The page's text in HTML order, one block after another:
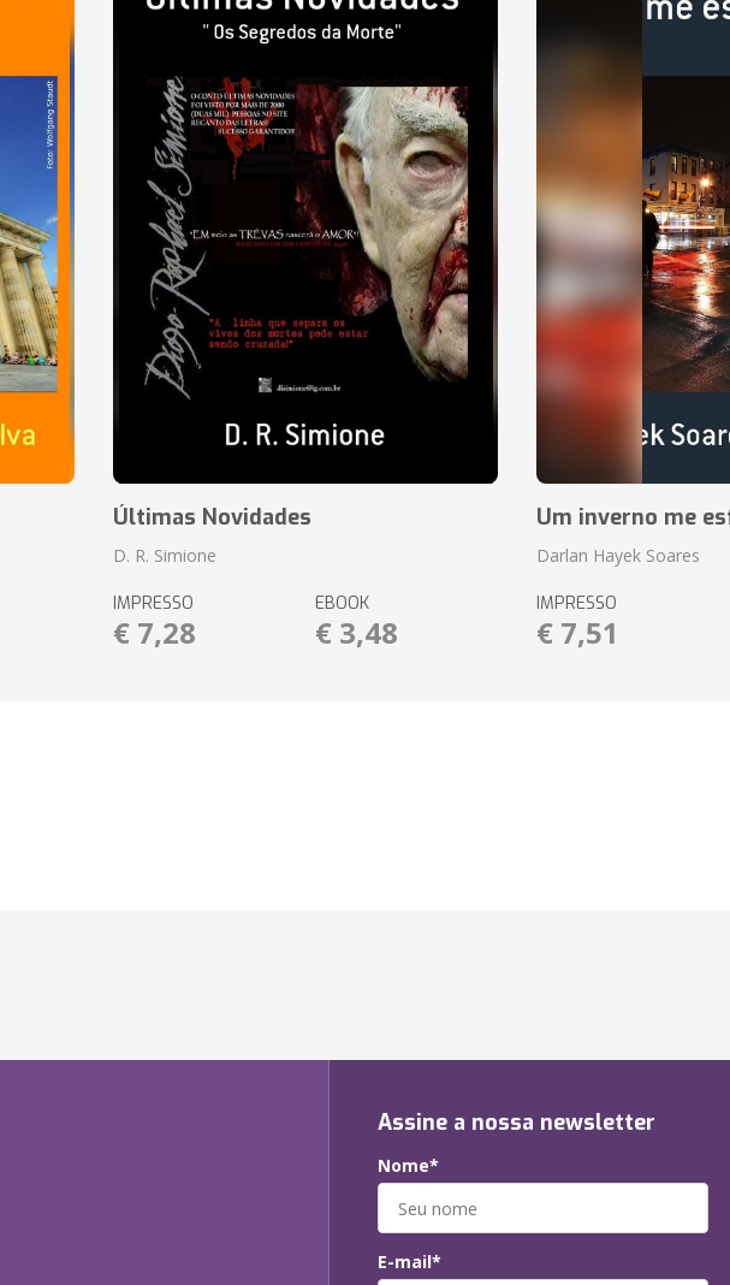
Últimas Novidades
D. R. Simione
IMPRESSO
€ 7,28
EBOOK
€ 3,48
Um inverno me
Darlan Hayek Soares
IMPRESSO
€ 7,51
Assine a nossa newsletter
Nome*
E-mail*